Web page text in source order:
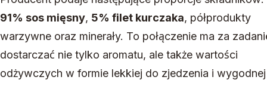
91% sos mięsny, 5% filet kurczaka, półprodukty
warzywne oraz minerały. To połączenie ma za
dostarczać nie tylko aromatu, ale także wartości
odżywczych w formie lekkiej do zjedzenia i wygodnej